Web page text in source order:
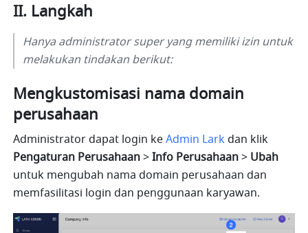
II. Langkah
Hanya administrator super yang memiliki izin untuk
melakukan tindakan berikut:
Mengkustomisasi nama domain
perusahaan
Administrator dapat login ke Admin Lark
Pengaturan Perusahaan > Info Perusahaan > Ubah
untuk mengubah nama domain perusahaan dan
memfasilitasi login dan penggunaan karyawan.